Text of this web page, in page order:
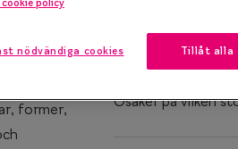
Osäker på vilken
former,
cookie policy
nödvändiga cookies Tillåt alla